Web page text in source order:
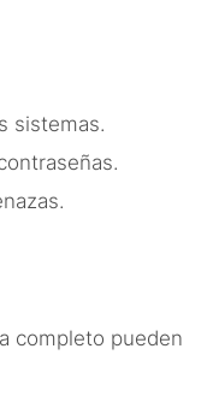
sistemas.
completo pueden